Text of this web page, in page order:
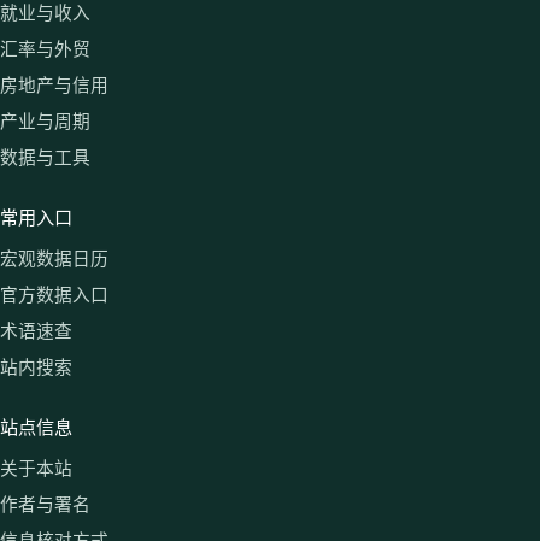
就业与收入
汇率与外贸
房地产与信用
产业与周期
数据与工具
常用入口
宏观数据日历
官方数据入口
术语速查
站内搜索
站点信息
关于本站
作者与署名